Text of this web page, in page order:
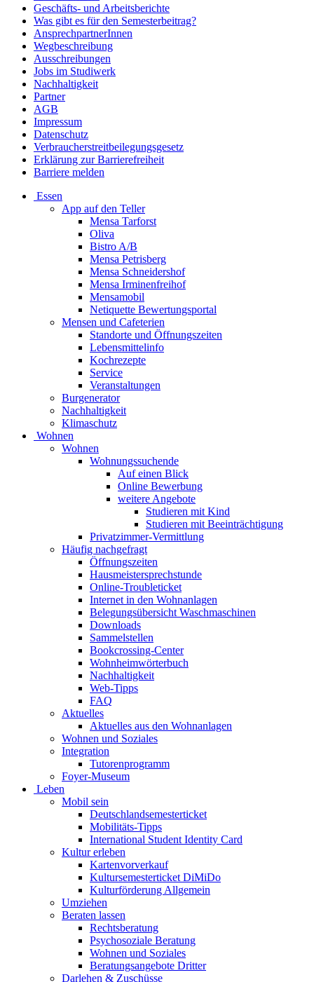
Geschäfts- und Arbeitsberichte
Was gibt es für den Semesterbeitrag?
AnsprechpartnerInnen
Wegbeschreibung
Ausschreibungen
Jobs im Studiwerk
Nachhaltigkeit
Partner
AGB
Impressum
Datenschutz
Verbraucherstreitbeilegungsgesetz
Erklärung zur Barrierefreiheit
Barriere melden
Essen
App auf den Teller
Mensa Tarforst
Oliva
Bistro A/B
Mensa Petrisberg
Mensa Schneidershof
Mensa Irminenfreihof
Mensamobil
Netiquette Bewertungsportal
Mensen und Cafeterien
Standorte und Öffnungszeiten
Lebensmittelinfo
Kochrezepte
Service
Veranstaltungen
Burgenerator
Nachhaltigkeit
Klimaschutz
Wohnen
Wohnen
Wohnungssuchende
Auf einen Blick
Online Bewerbung
weitere Angebote
Studieren mit Kind
Studieren mit Beeinträchtigung
Privatzimmer-Vermittlung
Häufig nachgefragt
Öffnungszeiten
Hausmeistersprechstunde
Online-Troubleticket
Internet in den Wohnanlagen
Belegungsübersicht Waschmaschinen
Downloads
Sammelstellen
Bookcrossing-Center
Wohnheimwörterbuch
Nachhaltigkeit
Web-Tipps
FAQ
Aktuelles
Aktuelles aus den Wohnanlagen
Wohnen und Soziales
Integration
Tutorenprogramm
Foyer-Museum
Leben
Mobil sein
Deutschlandsemesterticket
Mobilitäts-Tipps
International Student Identity Card
Kultur erleben
Kartenvorverkauf
Kultursemesterticket DiMiDo
Kulturförderung Allgemein
Umziehen
Beraten lassen
Rechtsberatung
Psychosoziale Beratung
Wohnen und Soziales
Beratungsangebote Dritter
Darlehen & Zuschüsse